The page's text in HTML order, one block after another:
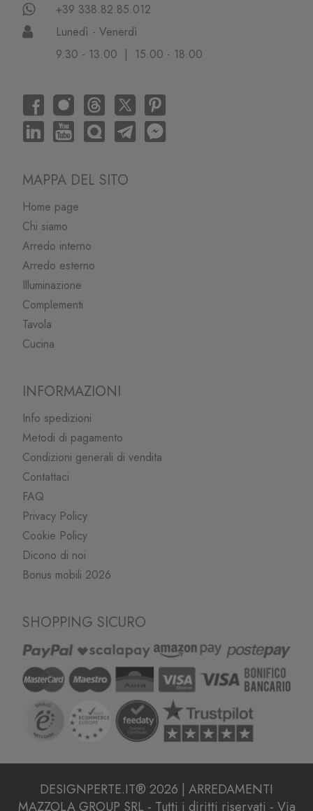
+39 338.82.85.012
Lunedì - Venerdì
9.30 - 13.00 | 15.00 - 18.00
MAPPA DEL SITO
Home page
Chi siamo
Arredo interno
Arredo esterno
Illuminazione
Complementi
Tavola
Cucina
INFORMAZIONI
Info spedizioni
Metodi di pagamento
Condizioni generali di vendita
Contattaci
FAQ
Privacy Policy
Cookie Policy
Dicono di noi
Bonus mobili 2026
SHOPPING SICURO
DESIGNPERTE.IT® 2026 | ARREDAMENTI
MAZZOLA GROUP SRL - Tutti i diritti riservati - Via